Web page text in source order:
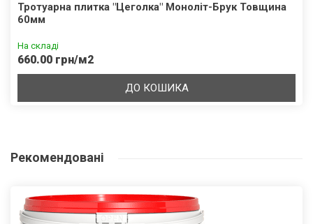
Тротуарна плитка "Цеголка" Моноліт-Брук Товщина
60мм
На складі
660.00 грн/м2
ДО КОШИКА
Рекомендовані